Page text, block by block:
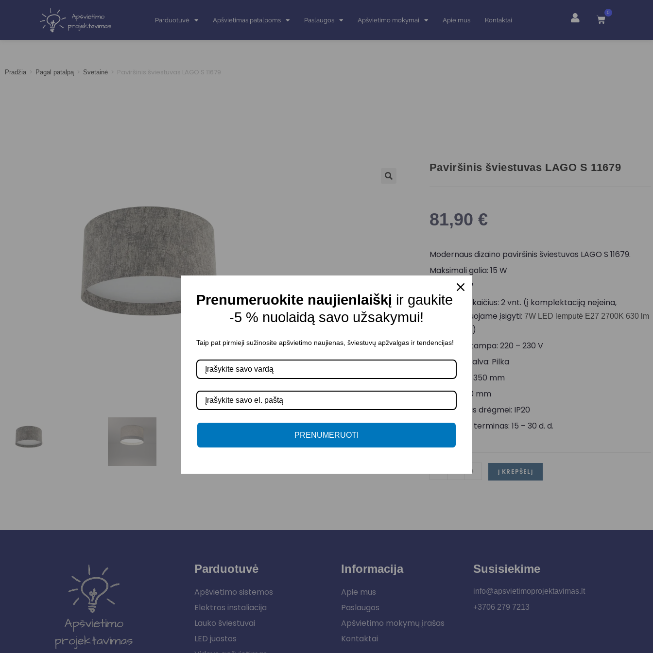
Parduotuvė Apšvietimas patalpoms Paslaugos Apšvietimo mokymai Apie mus Kontaktai
0
Pradžia > Pagal patalpą > Svetainė > Paviršinis šviestuvas LAGO S 11679
Paviršinis šviestuvas LAGO S 11679
81,90 €
Modernaus dizaino paviršinis šviestuvas LAGO S 11679.
Maksimali galia: 15 W
Cokolis: E27
Lempučių skaičius: 2 vnt. (į komplektaciją neįeina,
rekomenduojame įsigyti: 7W LED lemputė E27 2700K 630 lm
)
Maitinimo įtampa: 220 – 230 V
Korpuso spalva: Pilka
Diametras: 350 mm
Aukštis: 200 mm
Atsparumas drėgmei: IP20
Pristatymo terminas: 15 – 30 d. d.
+ Į KREPŠELĮ
Parduotuvė
Apšvietimo sistemos
Elektros instaliacija
Lauko šviestuvai
LED juostos
Informacija
Apie mus
Paslaugos
Apšvietimo mokymų įrašas
Kontaktai
Susisiekime
info@apsvietimoprojektavimas.lt
+3706 279 7213
Prenumeruokite naujienlaiškį ir gaukite
-5 % nuolaidą savo užsakymui!
Taip pat pirmieji sužinosite apšvietimo naujienas, šviestuvų apžvalgas ir tendencijas!
PRENUMERUOTI